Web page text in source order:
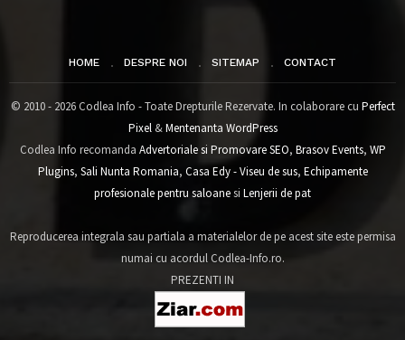
HOME DESPRE NOI SITEMAP CONTACT
© 2010 - 2026 Codlea Info - Toate Drepturile Rezervate. In colaborare cu Perfect
Pixel&Mentenanta WordPress
Codlea Info recomanda Advertoriale si Promovare SEO, Brasov Events, WP
Plugins, Sali Nunta Romania, Casa Edy - Viseu de sus, Echipamente
profesionale pentru saloanesi Lenjerii de pat
Reproducerea integrala sau partiala a materialelor de pe acest site este permisa
numai cu acordul Codlea-Info.ro.
PREZENTI IN